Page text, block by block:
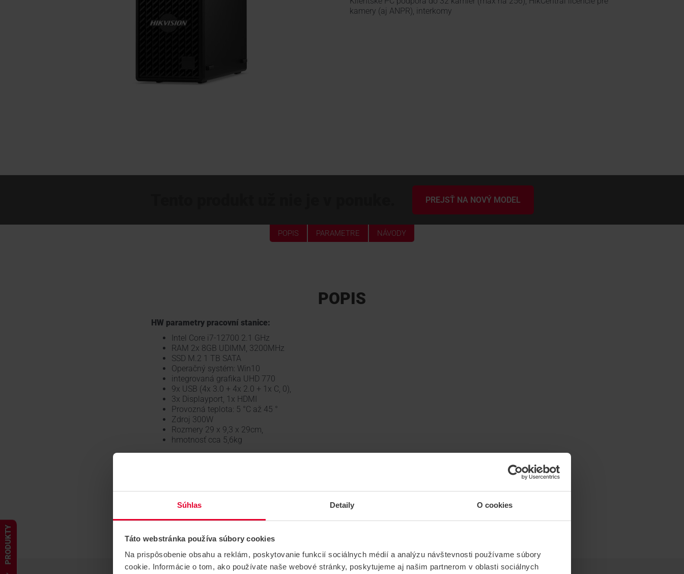
Súhlas Detaily O cookies
Táto webstránka používa súbory cookies
Na prispôsobenie obsahu a reklám, poskytovanie funkcií sociálnych médií a analýzu návštevnosti používame súbory
cookie. Informácie o tom, ako používate naše webové stránky, poskytujeme aj našim partnerom v oblasti sociálnych
PRODUKTY
kamery (aj ANPR), interkomy
PREJSŤ NA NOVÝ MODEL
POPIS PARAMETRE NÁVODY
POPIS
HW parametry pracovní stanice:
Intel Core i7-12700 2.1 GHz
RAM 2x 8GB UDIMM, 3200MHz
SSD M.2 1 TB SATA
Operačný systém: Win10
integrovaná grafika UHD 770
9x USB (4x 3.0 + 4x 2.0 + 1x C, 0),
3x Displayport, 1x HDMI
Provozná teplota: 5 °C až 45 °
Zdroj 300W
Rozmery 29 x 9,3 x 29cm,
hmotnosť cca 5,6kg
Hmotnosť 7.13 kg